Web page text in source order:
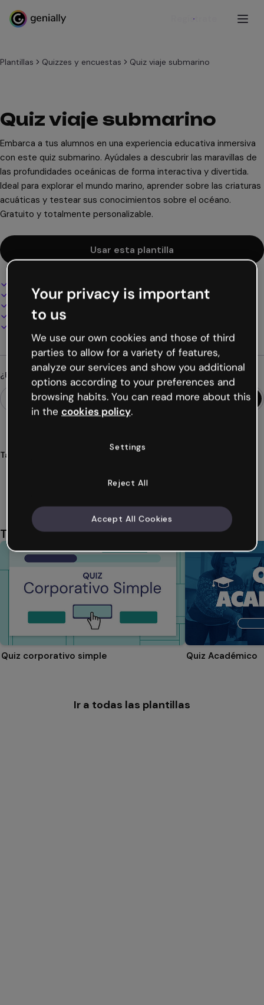
Regístrate
Plantillas Quizzes y encuestas Quiz viaje submarino
Quiz viaje submarino
Embarca a tus alumnos en una experiencia educativa inmersiva
con este quiz submarino. Ayúdales a descubrir las maravillas de
las profundidades oceánicas de forma interactiva y divertida.
Ideal para explorar el mundo marino, aprender sobre las criaturas
acuáticas y testear sus conocimientos sobre el océano.
Gratuito y totalmente personalizable.
Usar esta plantilla
100% personalizable
Añade audio, vídeo y multimedia
Presenta, comparte o publica online
¿Buscas algo diferente?
Tags
También te puede gustar
Quiz corporativo simple Quiz Académico
Ir a todas las plantillas
Your privacy is important
to us
We use our own cookies and those of third
parties to allow for a variety of features,
analyze our services and show you additional
options according to your preferences and
browsing habits. You can read more about this
in the cookies policy.
Settings
Reject All
Accept All Cookies